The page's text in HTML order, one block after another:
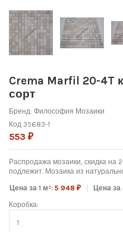
Crema Marfil 20-4T
сорт
Бренд: Философия Мозаики
Код 35683-1
553 ₽
Распродажа мозаики, скидка на
подлежит. Мозаика из
Цена за 1 м²:5 948 ₽ Цена за
Коробка: